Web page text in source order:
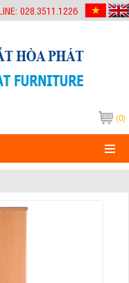
028.3511.1226
(0)